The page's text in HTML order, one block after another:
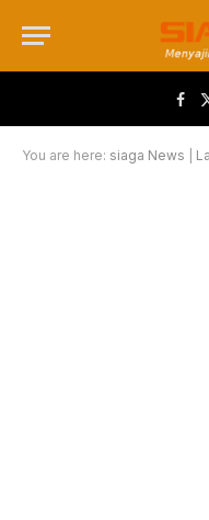
You are here: siaga News